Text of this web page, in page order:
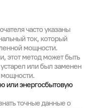
часто указаны
ток, который
мощности.
этот метод может быть
или был заменен
мощности.
или энергосбытовую
точные данные о